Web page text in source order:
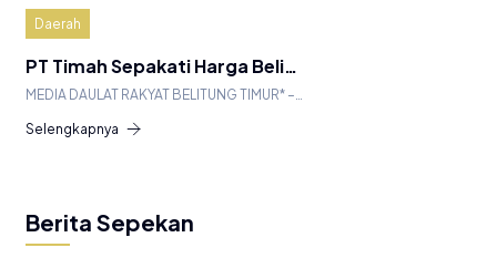
Daerah
PT Timah Sepakati Harga Beli…
MEDIA DAULAT RAKYAT BELITUNG TIMUR* –…
Selengkapnya
Berita Sepekan